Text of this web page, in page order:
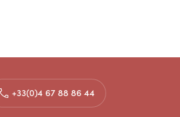
+33(0)4 67 88 86 44